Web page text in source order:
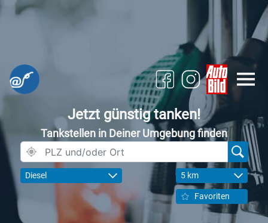
Jetzt günstig tanken!
Tankstellen in Deiner Umgebung finden
Diesel 5 km
Favoriten